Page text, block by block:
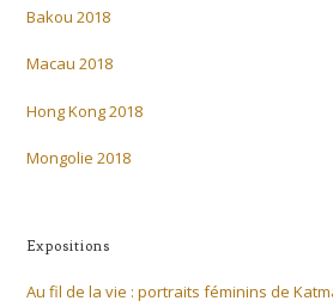
Bakou 2018
Macau 2018
Hong Kong 2018
Mongolie 2018
Expositions
Au fil de la vie : portraits féminins de